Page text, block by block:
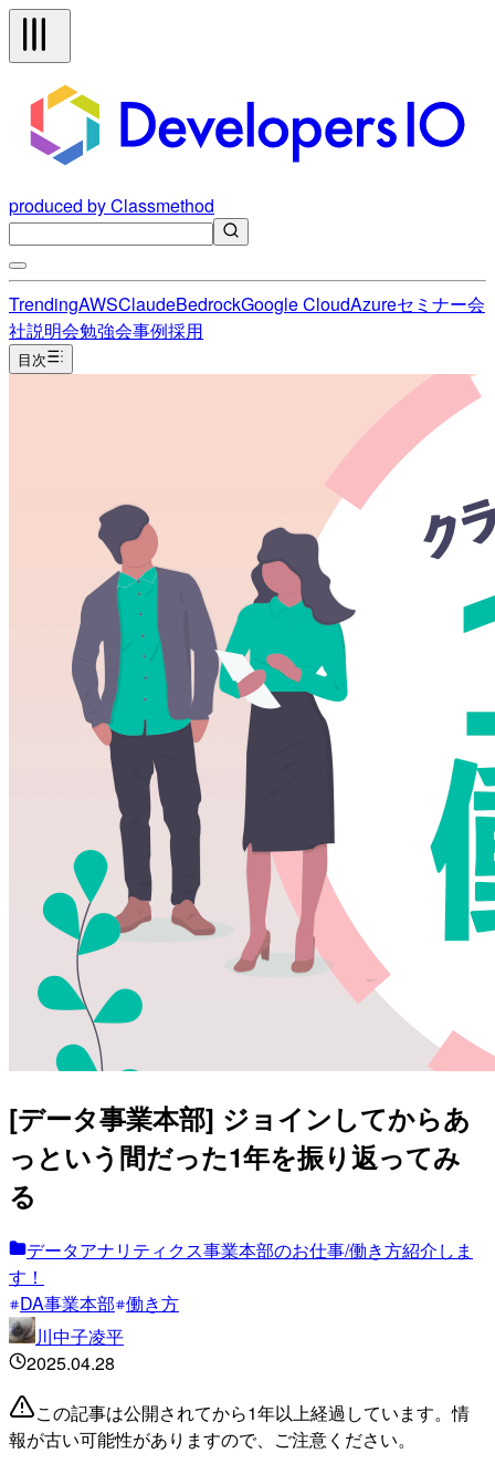
produced by Classmethod
TrendingAWSClaudeBedrockGoogle CloudAzureセミナー会
社説明会勉強会事例採用
目次
[データ事業本部] ジョインしてからあ
っという間だった1年を振り返ってみ
る
データアナリティクス事業本部のお仕事/働き方紹介しま
す！
DA事業本部 働き方
川中子凌平
2025.04.28
この記事は公開されてから1年以上経過しています。情
報が古い可能性がありますので、ご注意ください。